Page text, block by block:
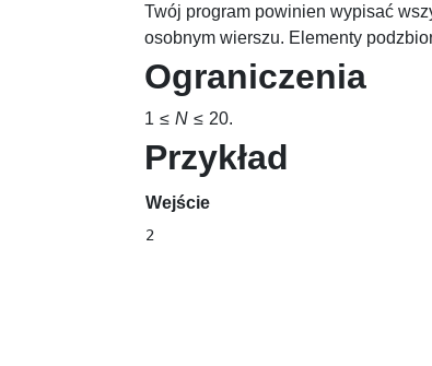
Twój program powinien wypisać
osobnym wierszu. Elementy
Ograniczenia
1 ≤ N ≤ 20.
Przykład
Wejście
2